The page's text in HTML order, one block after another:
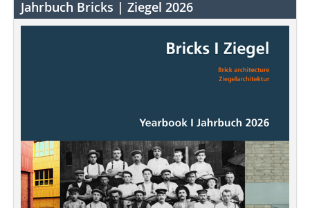
Jahrbuch Bricks | Ziegel 2026